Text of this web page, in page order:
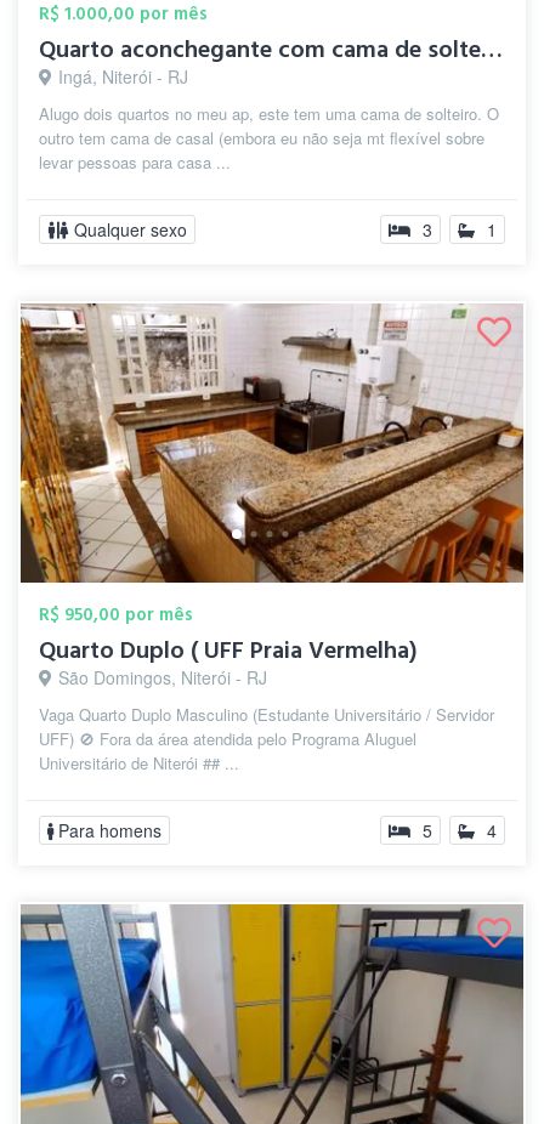
R$ 1.000,00 por mês
Quarto aconchegante com cama de solteiro
Ingá, Niterói - RJ
Alugo dois quartos no meu ap, este tem uma cama de solteiro. O
outro tem cama de casal (embora eu não seja mt flexível sobre
levar pessoas para casa ...
Qualquer sexo 3 1
R$ 950,00 por mês
Quarto Duplo ( UFF Praia Vermelha)
São Domingos, Niterói - RJ
Vaga Quarto Duplo Masculino (Estudante Universitário / Servidor
UFF) 🚫 Fora da área atendida pelo Programa Aluguel
Universitário de Niterói ## ...
Para homens 5 4